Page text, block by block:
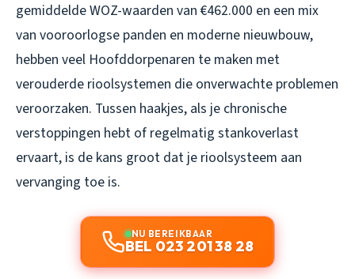
gemiddelde WOZ-waarden van €462.000 en een mix
van vooroorlogse panden en moderne nieuwbouw,
hebben veel Hoofddorpenaren te maken met
verouderde rioolsystemen die onverwachte problemen
veroorzaken. Tussen haakjes, als je chronische
verstoppingen hebt of regelmatig stankoverlast
ervaart, is de kans groot dat je rioolsysteem aan
vervanging toe is.
NU BEREIKBAAR
BEL 023 201 38 28